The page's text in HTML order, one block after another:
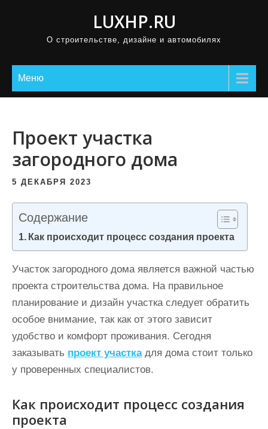
LUXHP.RU
О строительстве, дизайне и автомобилях
Меню
Проект участка
загородного дома
5 ДЕКАБРЯ 2023
Содержание
Как происходит процесс создания проекта
Участок загородного дома является важной частью
проекта строительства дома. На правильное
планирование и дизайн участка следует обратить
особое внимание, так как от этого зависит
удобство и комфорт проживания. Сегодня
заказывать проект участкадля дома стоит только
у проверенных специалистов.
Как происходит процесс создания
проекта